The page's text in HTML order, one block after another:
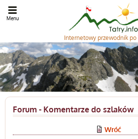
Internetowy przewodnik po
Menu
Forum - Komentarze do szlaków
Wróć